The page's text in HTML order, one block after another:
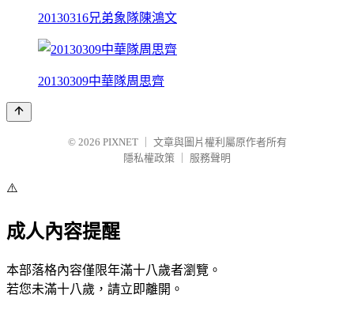
20130316兄弟象隊陳鴻文
20130309中華隊周思齊
© 2026 PIXNET
文章與圖片權利屬原作者所有
隱私權政策
服務聲明
⚠️
成人內容提醒
本部落格內容僅限年滿十八歲者瀏覽。
若您未滿十八歲，請立即離開。